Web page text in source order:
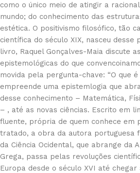
como o único meio de atingir a
mundo; do conhecimento das
estética. O positivismo filosófico, tão
científica do século XIX, nasceu desse
livro, Raquel Gonçalves-Maia discute
epistemológicas do que
movida pela pergunta-chave: “O que é
empreende uma epistemlogia que
desse conhecimento – Matemática,
– , até as novas ciências. Escrito em
fluente, própria de quem conhece em
tratado, a obra da autora portuguesa
da Ciência Ocidental, que abrange da
Grega, passa pelas revoluções
Europa desde o século XVI até chegar